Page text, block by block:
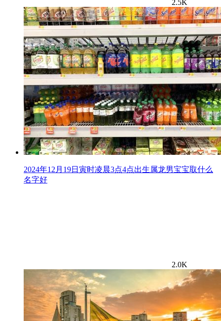
2.5K
2024年12月19日寅时凌晨3点4点出生属龙男宝宝取什么
名字好
2.0K